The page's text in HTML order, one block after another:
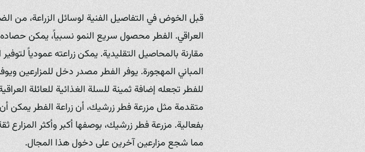
قبل الخوض في التفاصيل الفنية لوسائل الزراعة، من
العراقي. الفطر محصول سريع النمو نسبياً، يمكن
مقارنة بالمحاصيل التقليدية. يمكن زراعته عمودياً
المباني المهجورة. يوفر الفطر مصدر دخل للمزارعين
للفطر تجعله إضافة ثمينة للسلة الغذائية للعائلة
متقدمة مثل مزرعة فطر زرشيك، أن زراعة الفطر يمكن
بفعالية. مزرعة فطر زرشيك، بوصفها أكبر وأكثر المزارع
مما شجع مزارعين آخرين على دخول هذا المجال.